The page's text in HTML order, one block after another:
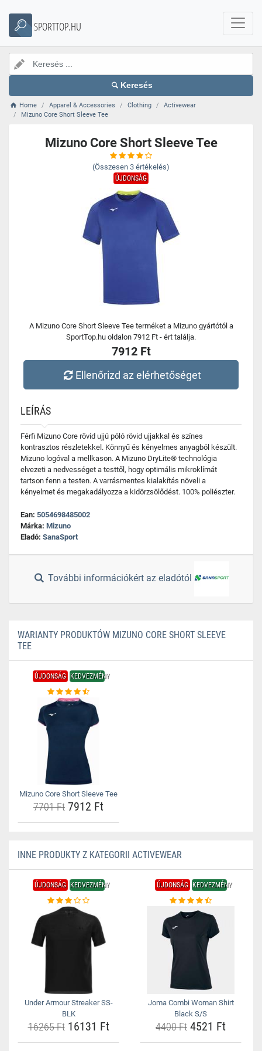
SPORTTOP.HU
Keresés
Home Apparel & Accessories Clothing
Activewear
Mizuno Core Short Sleeve Tee
Mizuno Core Short Sleeve Tee
(Összesen 3 értékelés)
ÚJDONSÁG
A Mizuno Core Short Sleeve Tee terméket a Mizuno gyártótól a
SportTop.hu oldalon 7912 Ft - ért találja.
7912 Ft
Ellenőrizd az elérhetőséget
LEÍRÁS
Férfi Mizuno Core rövid ujjú póló rövid ujjakkal és színes
kontrasztos részletekkel. Könnyű és kényelmes anyagból készült.
Mizuno logóval a mellkason. A Mizuno DryLite® technológia
elvezeti a nedvességet a testtől, hogy optimális mikroklímát
tartson fenn a testen. A varrásmentes kialakítás növeli a
kényelmet és megakadályozza a kidörzsölődést. 100% poliészter.
Ean: 5054698485002
Márka: Mizuno
Eladó: SanaSport
További információkért az eladótól
WARIANTY PRODUKTÓW MIZUNO CORE SHORT SLEEVE
TEE
ÚJDONSÁG KEDVEZMÉNY
Mizuno Core Short Sleeve Tee
7701 Ft 7912 Ft
INNE PRODUKTY Z KATEGORII ACTIVEWEAR
ÚJDONSÁG KEDVEZMÉNY
Under Armour Streaker SS-
BLK
16265 Ft16131 Ft
ÚJDONSÁG KEDVEZMÉNY
Joma Combi Woman Shirt
Black S/S
4400 Ft 4521 Ft